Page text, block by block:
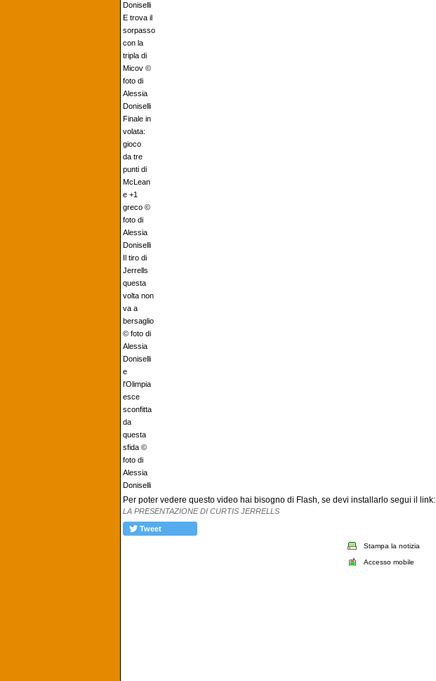
Doniselli
E trova il
sorpasso
con la
tripla di
Micov ©
foto di
Alessia
Doniselli
Finale in
volata:
gioco
da tre
punti di
McLean
e +1
greco ©
foto di
Alessia
Doniselli
Il tiro di
Jerrells
questa
volta non
va a
bersaglio
© foto di
Alessia
Doniselli
e
l'Olimpia
esce
sconfitta
da
questa
sfida ©
foto di
Alessia
Doniselli
Per poter vedere questo video hai bisogno di Flash, se devi installarlo segui il link:
LA PRESENTAZIONE DI CURTIS JERRELLS
Tweet
Stampa la notizia
Accesso mobile